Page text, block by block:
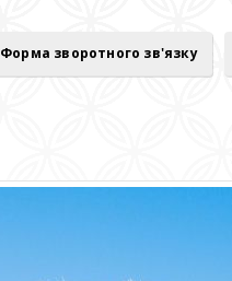
Форма зворотного зв'язку